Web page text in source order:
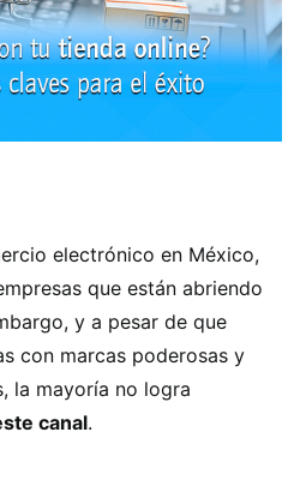
electrónico en México,
que están abriendo
y a pesar de que
con marcas poderosas y
la mayoría no logra
canal.